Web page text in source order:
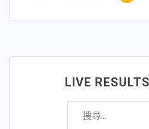
誕
的
理
LIVE
搜